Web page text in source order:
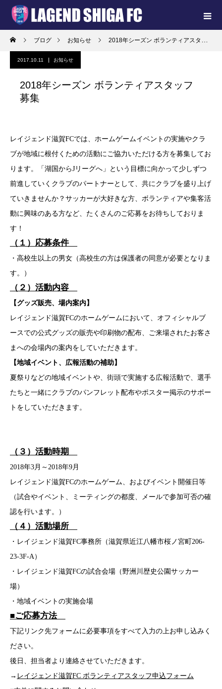
ブログ お知らせ 2018年シーズン ボランティアスタッフ募集
2017.10.11 お知らせ
2018年シーズン ボランティアスタッフ
募集
レイジェンド滋賀FCでは、ホームゲームイベントの実施やクラ
ブが地域に根付くための活動にご協力いただける方を募集してお
ります。「湖国からJリーグへ」という目標に向かって少しずつ
前進していくクラブのパートナーとして、共にクラブを盛り上げ
ていきませんか？サッカーが大好きな方、ボランティアや集客活
動に興味のある方など、たくさんのご応募をお待ちしておりま
す！
（１）応募条件
・高校生以上の男女（高校生の方は保護者の同意が必要となりま
す。）
（２）活動内容
【グッズ販売、場内案内】
レイジェンド滋賀FCのホームゲームにおいて、オフィシャルブ
ースでの公式グッズの販売や印刷物の配布、ご来場されたお客さ
まへの会場内の案内をしていただきます。
【地域イベント、広報活動の補助】
夏祭りなどの地域イベントや、街頭で実施する広報活動で、選手
たちと一緒にクラブのパンフレット配布やポスター掲示のサポー
トをしていただきます。
（３）活動時期
2018年3月～2018年9月
レイジェンド滋賀FCのホームゲーム、およびイベント開催日等
（試合やイベント、ミーティングの都度、メールで参加可否の確
認を行います。）
（４）活動場所
・レイジェンド滋賀FC事務所（滋賀県近江八幡市桜ノ宮町206-
23-3F-A）
・レイジェンド滋賀FCの試合会場（野洲川歴史公園サッカー
場）
・地域イベントの実施会場
■ご応募方法
下記リンク先フォームに必要事項をすべて入力の上お申し込みく
ださい。
後日、担当者より連絡させていただきます。
→ レイジェンド滋賀FC ボランティアスタッフ申込フォーム